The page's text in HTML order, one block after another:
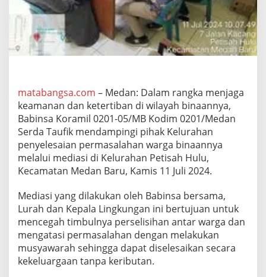
i
l
a
y
a
i
n
a
a
n
,
S
r
a
T
a
f
i
k
matabangsa.com – Medan: Dalam rangka menjaga
keamanan dan ketertiban di wilayah binaannya,
Babinsa Koramil 0201-05/MB Kodim 0201/Medan
Serda Taufik mendampingi pihak Kelurahan
penyelesaian permasalahan warga binaannya
melalui mediasi di Kelurahan Petisah Hulu,
Kecamatan Medan Baru, Kamis 11 Juli 2024.
Mediasi yang dilakukan oleh Babinsa bersama,
Lurah dan Kepala Lingkungan ini bertujuan untuk
mencegah timbulnya perselisihan antar warga dan
mengatasi permasalahan dengan melakukan
musyawarah sehingga dapat diselesaikan secara
kekeluargaan tanpa keributan.